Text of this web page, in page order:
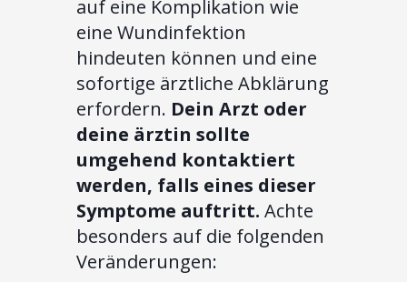
auf eine Komplikation wie
eine Wundinfektion
hindeuten können und eine
sofortige ärztliche Abklärung
erfordern. Dein Arzt oder
deine ärztin sollte
umgehend kontaktiert
werden, falls eines dieser
Symptome auftritt. Achte
besonders auf die folgenden
Veränderungen: